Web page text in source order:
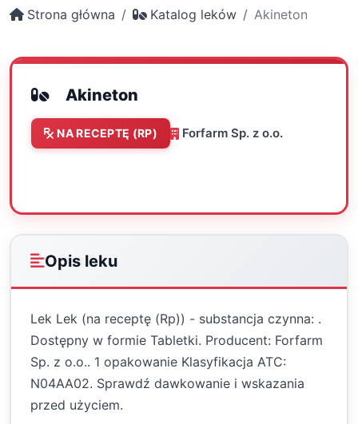
Strona główna Katalog leków Akineton
Akineton
NA RECEPTĘ (RP) Forfarm Sp. z o.o.
Opis leku
Lek Lek (na receptę (Rp)) - substancja czynna: .
Dostępny w formie Tabletki. Producent: Forfarm
Sp. z o.o.. 1 opakowanie Klasyfikacja ATC:
N04AA02. Sprawdź dawkowanie i wskazania
przed użyciem.